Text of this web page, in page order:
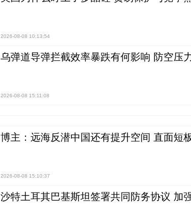
2026-08-08 10:13:54
乌弹道导弹拦截效率暴跌有何影响 防空压
2026-08-08 15:11:08
博主：远海反潜中国还有提升空间 直面短
2026-08-08 15:10:37
沙特土耳其巴基斯坦签署共同防务协议 加